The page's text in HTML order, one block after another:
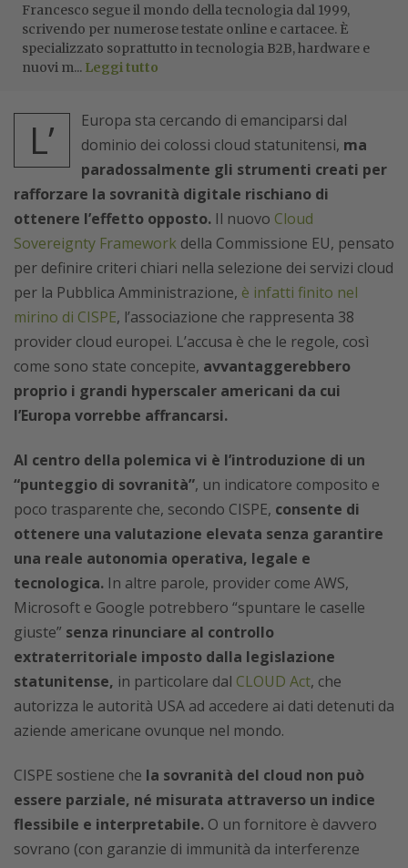
Francesco segue il mondo della tecnologia dal 1999,
scrivendo per numerose testate online e cartacee. È
specializzato soprattutto in tecnologia B2B, hardware e
nuovi m... Leggi tutto
L’
Europa sta cercando di emanciparsi dal
dominio dei colossi cloud statunitensi, ma
paradossalmente gli strumenti creati per
rafforzare la sovranità digitale rischiano di
ottenere l’effetto opposto. Il nuovo Cloud
Sovereignty Framework della Commissione EU, pensato
per definire criteri chiari nella selezione dei servizi cloud
per la Pubblica Amministrazione, è infatti finito nel
mirino di CISPE, l’associazione che rappresenta 38
provider cloud europei. L’accusa è che le regole, così
come sono state concepite, avvantaggerebbero
proprio i grandi hyperscaler americani da cui
l’Europa vorrebbe affrancarsi.
Al centro della polemica vi è l’introduzione di un
“punteggio di sovranità”, un indicatore composito e
poco trasparente che, secondo CISPE, consente di
ottenere una valutazione elevata senza garantire
una reale autonomia operativa, legale e
tecnologica. In altre parole, provider come AWS,
Microsoft e Google potrebbero “spuntare le caselle
giuste” senza rinunciare al controllo
extraterritoriale imposto dalla legislazione
statunitense, in particolare dal CLOUD Act, che
autorizza le autorità USA ad accedere ai dati detenuti da
aziende americane ovunque nel mondo.
CISPE sostiene che la sovranità del cloud non può
essere parziale, né misurata attraverso un indice
flessibile e interpretabile. O un fornitore è davvero
sovrano (con garanzie di immunità da interferenze